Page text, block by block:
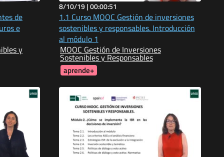
de
e
y
8/10/19 |00:00:51
1.1 Curso MOOC Gestión de inversiones
sostenibles y responsables. Introducción
al módulo 1
MOOC Gestión de Inversiones
Sostenibles y Responsables
aprende+